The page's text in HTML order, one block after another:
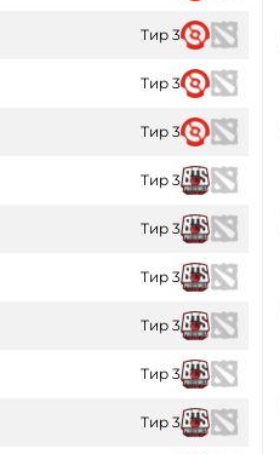
Тир 3
Тир 3
Тир 3
Тир 3
Тир 3
Тир 3
Тир 3
Тир 3
Тир 3